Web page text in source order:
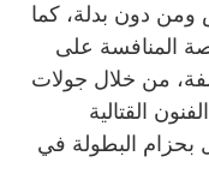
ومن دون بدلة، كما
المنافسة على
من خلال جولات
القتالية
بحزام البطولة في